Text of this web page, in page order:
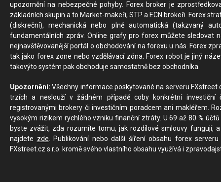
upozornění na nebezpečné pohyby. Forex broker je
základních skupin a to Market-makeři, STP a ECN brokeři. Forex
(diskreční), mechanická nebo plně automatická (takzvaný
fundamentálních zpráv. Online grafy pro forex můžete sledovat
nejnavštěvovanější portál o obchodování na forexu u nás. Forex
tak jako forex zone nebo vzdělávací zóna. Forex robot je jiný
takovýto systém pak obchoduje samostatně bez obchodníka.
Upozornění: Všechny informace poskytované na serveru
trzích a neslouží v žádném případě coby konkrétní investiční
registrovanými brokery či investičním poradcem ani makléřem.
vysokým rizikem rychlého vzniku finanční ztráty. U 69 až 80 %
byste zvážit, zda rozumíte tomu, jak rozdílové smlouvy fungují,
najdete zde. Publikování nebo další šíření obsahu forex
FXstreet.cz s.r.o. kromě svého vlastního obsahu využívá i